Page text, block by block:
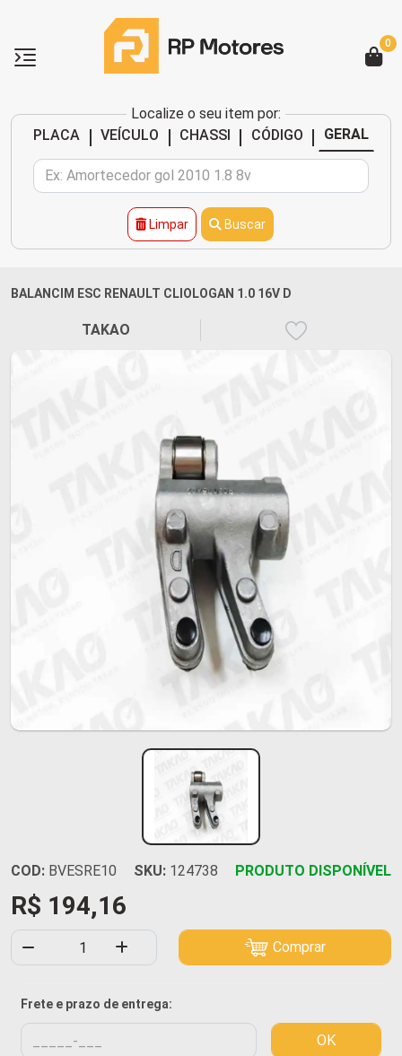
Localize o seu item por:
PLACA
| VEÍCULO | CHASSI | CÓDIGO | GERAL
Limpar Buscar
0
BALANCIM ESC RENAULT CLIOLOGAN 1.0 16V D
TAKAO
COD: BVESRE10 SKU: 124738 PRODUTO DISPONÍVEL
R$ 194,16
Comprar
Frete e prazo de entrega:
OK